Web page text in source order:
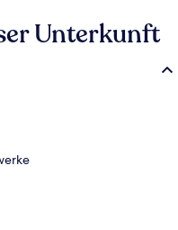
Les Halles).
Unterkunft